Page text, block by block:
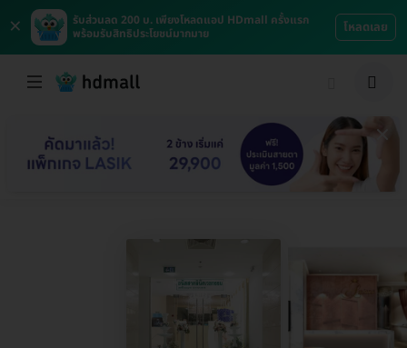
×
รับส่วนลด 200 บ. เพียงโหลดแอป HDmall ครั้งแรก
พร้อมรับสิทธิประโยชน์มากมาย
โหลดเลย